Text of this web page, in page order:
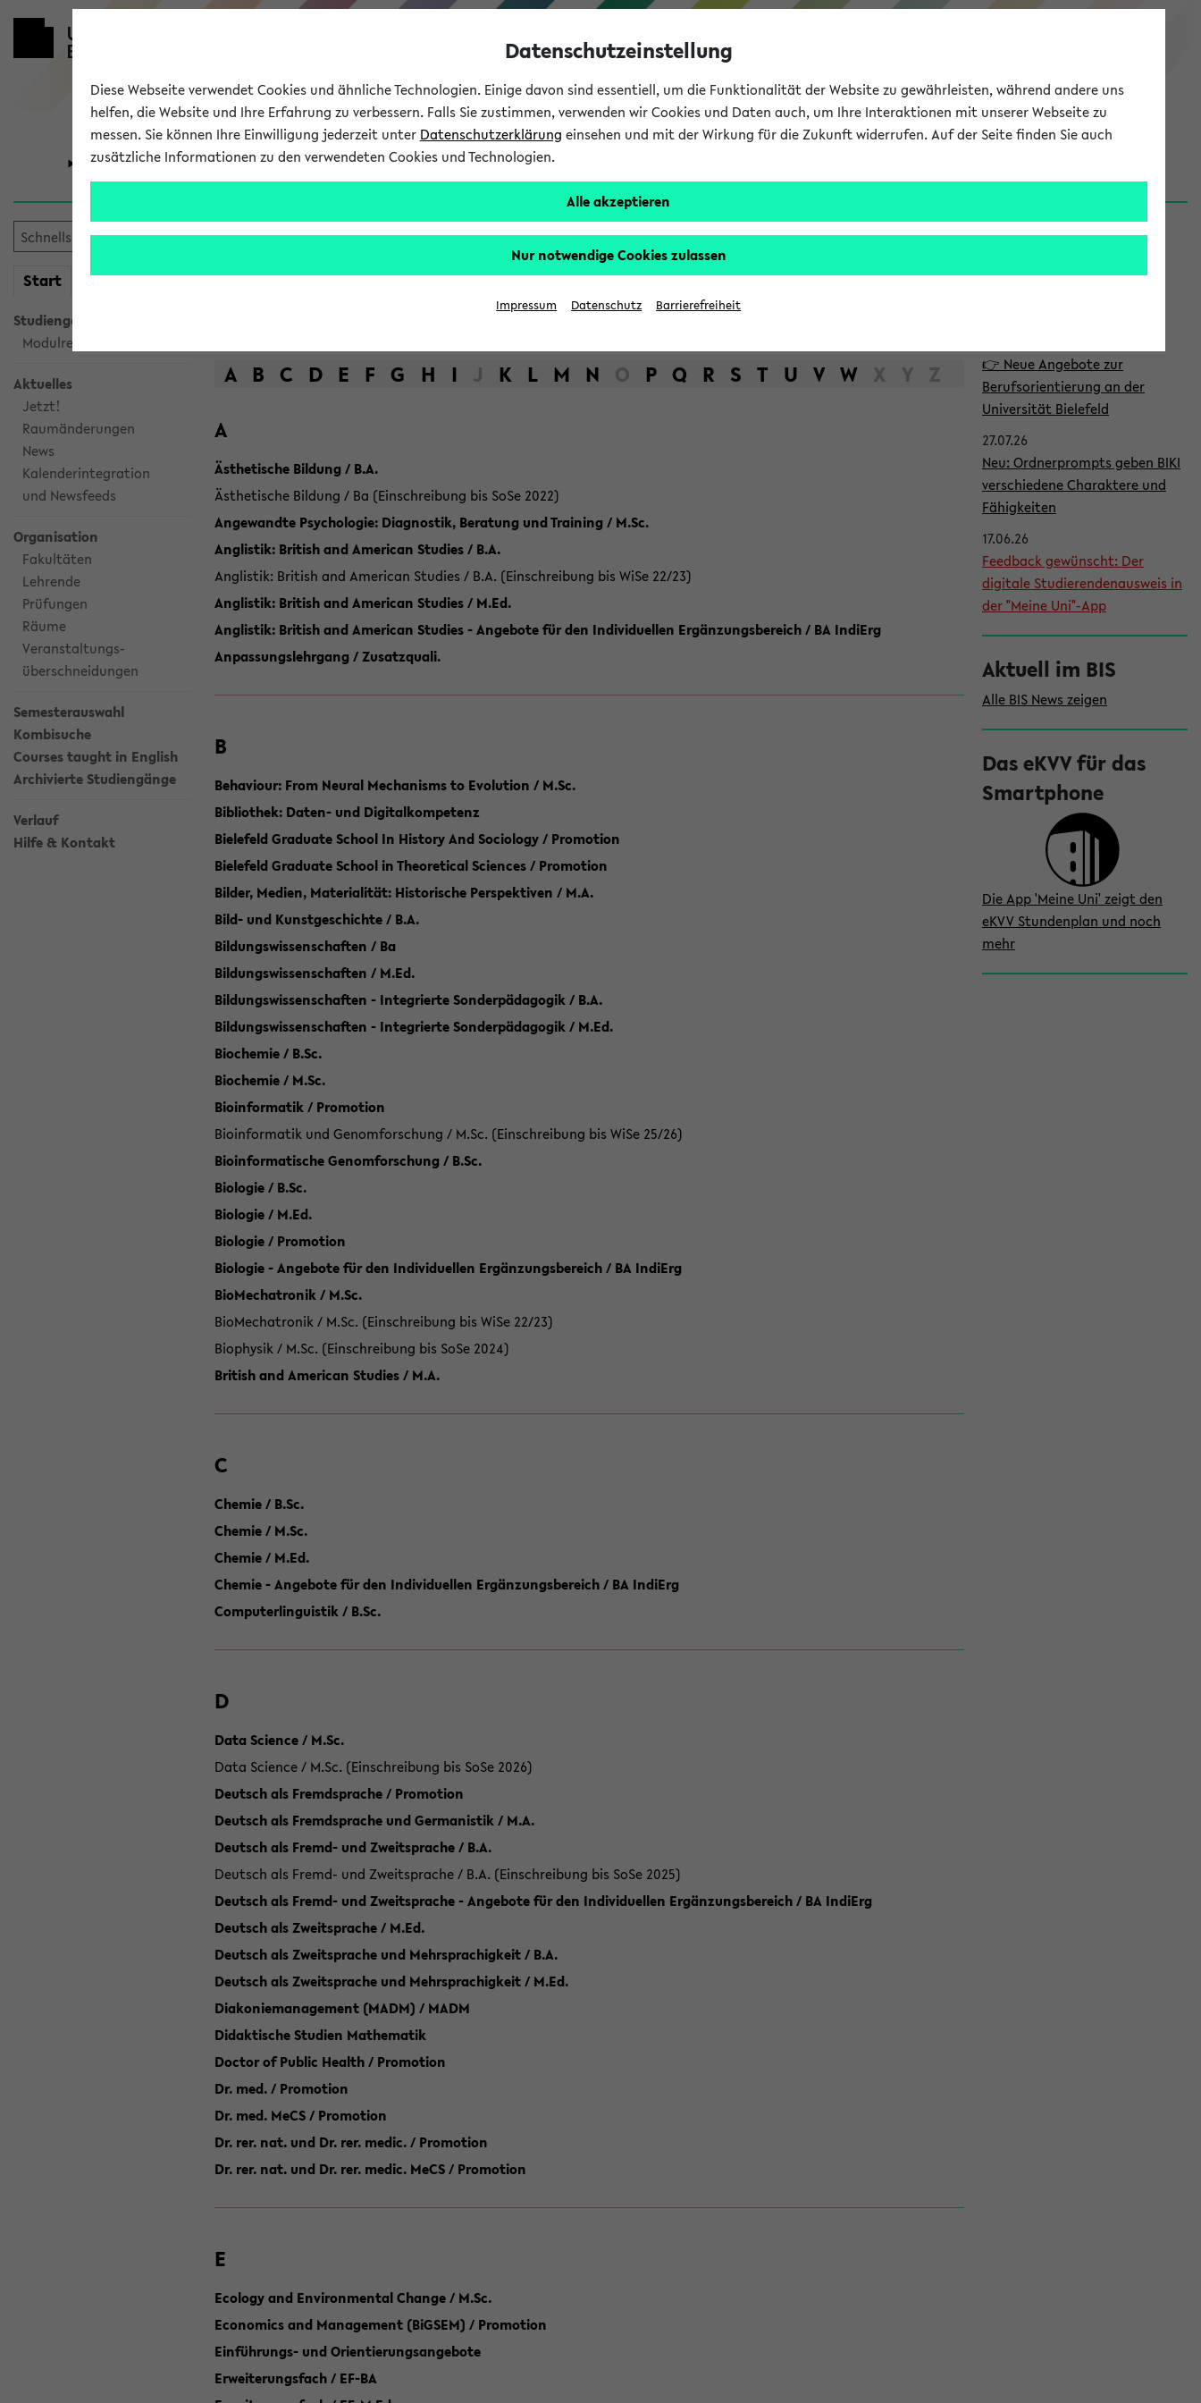
eKVV
Universität Forschung Studium
Start meineKVV
Studiengangsauswahl
Modulrecherche
Aktuelles
Jetzt!
Raumänderungen
News
Kalenderintegration
und Newsfeeds
Organisation
Fakultäten
Lehrende
Prüfungen
Räume
Veranstaltungs-
überschneidungen
Semesterauswahl
Kombisuche
Courses taught in English
Archivierte Studiengänge
Verlauf
Hilfe & Kontakt
Das Lehrangebot der Universität Bielefeld
A B C D E F G H I J K L M N O P Q R S T U V W X Y Z
A
Ästhetische Bildung / B.A.
Ästhetische Bildung / Ba (Einschreibung bis SoSe 2022)
Angewandte Psychologie: Diagnostik, Beratung und Training / M.Sc.
Anglistik: British and American Studies / B.A.
Anglistik: British and American Studies / B.A. (Einschreibung bis WiSe 22/23)
Anglistik: British and American Studies / M.Ed.
Anglistik: British and American Studies - Angebote für den Individuellen Ergänzungsbereich / BA IndiErg
Anpassungslehrgang / Zusatzquali.
B
Behaviour: From Neural Mechanisms to Evolution / M.Sc.
Bibliothek: Daten- und Digitalkompetenz
Bielefeld Graduate School In History And Sociology / Promotion
Bielefeld Graduate School in Theoretical Sciences / Promotion
Bilder, Medien, Materialität: Historische Perspektiven / M.A.
Bild- und Kunstgeschichte / B.A.
Bildungswissenschaften / Ba
Bildungswissenschaften / M.Ed.
Bildungswissenschaften - Integrierte Sonderpädagogik / B.A.
Bildungswissenschaften - Integrierte Sonderpädagogik / M.Ed.
Biochemie / B.Sc.
Biochemie / M.Sc.
Bioinformatik / Promotion
Bioinformatik und Genomforschung / M.Sc. (Einschreibung bis WiSe 25/26)
Bioinformatische Genomforschung / B.Sc.
Biologie / B.Sc.
Biologie / M.Ed.
Biologie / Promotion
Biologie - Angebote für den Individuellen Ergänzungsbereich / BA IndiErg
BioMechatronik / M.Sc.
BioMechatronik / M.Sc. (Einschreibung bis WiSe 22/23)
Biophysik / M.Sc. (Einschreibung bis SoSe 2024)
British and American Studies / M.A.
C
Chemie / B.Sc.
Chemie / M.Sc.
Chemie / M.Ed.
Chemie - Angebote für den Individuellen Ergänzungsbereich / BA IndiErg
Computerlinguistik / B.Sc.
D
Data Science / M.Sc.
Data Science / M.Sc. (Einschreibung bis SoSe 2026)
Deutsch als Fremdsprache / Promotion
Deutsch als Fremdsprache und Germanistik / M.A.
Deutsch als Fremd- und Zweitsprache / B.A.
Deutsch als Fremd- und Zweitsprache / B.A. (Einschreibung bis SoSe 2025)
Deutsch als Fremd- und Zweitsprache - Angebote für den Individuellen Ergänzungsbereich / BA IndiErg
Deutsch als Zweitsprache / M.Ed.
Deutsch als Zweitsprache und Mehrsprachigkeit / B.A.
Deutsch als Zweitsprache und Mehrsprachigkeit / M.Ed.
Diakoniemanagement (MADM) / MADM
Didaktische Studien Mathematik
Doctor of Public Health / Promotion
Dr. med. / Promotion
Dr. med. MeCS / Promotion
Dr. rer. nat. und Dr. rer. medic. / Promotion
Dr. rer. nat. und Dr. rer. medic. MeCS / Promotion
E
Ecology and Environmental Change / M.Sc.
Economics and Management (BiGSEM) / Promotion
Einführungs- und Orientierungsangebote
Erweiterungsfach / EF-BA
S
i
News
👉 Neue Angebote zur
Berufsorientierung an der
Universität Bielefeld
27.07.26
Neu: Ordnerprompts geben BIKI
verschiedene Charaktere und
Fähigkeiten
17.06.26
Feedback gewünscht: Der
digitale Studierendenausweis in
der "Meine Uni"-App
Aktuell im BIS
Alle BIS News zeigen
Das eKVV für das
Smartphone
Die App 'Meine Uni' zeigt den
eKVV Stundenplan und noch
mehr
Datenschutzeinstellung
Diese Webseite verwendet Cookies und ähnliche Technologien. Einige davon sind essentiell, um die Funktionalität der Website zu gewährleisten, während andere uns
helfen, die Website und Ihre Erfahrung zu verbessern. Falls Sie zustimmen, verwenden wir Cookies und Daten auch, um Ihre Interaktionen mit unserer Webseite zu
messen. Sie können Ihre Einwilligung jederzeit unter Datenschutzerklärung einsehen und mit der Wirkung für die Zukunft widerrufen. Auf der Seite finden Sie auch
zusätzliche Informationen zu den verwendeten Cookies und Technologien.
Alle akzeptieren
Nur notwendige Cookies zulassen
Impressum Datenschutz Barrierefreiheit